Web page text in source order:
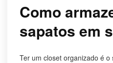
Como
sapatos em
Ter um closet organizado é